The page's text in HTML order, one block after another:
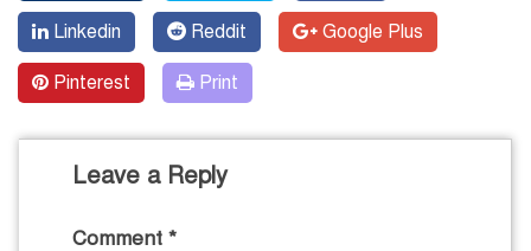
Linkedin Reddit Google Plus
Pinterest Print
Leave a Reply
Comment *